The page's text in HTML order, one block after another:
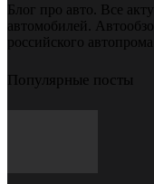
Блог про авто. Все
автомобилей.
российского
Популярные посты